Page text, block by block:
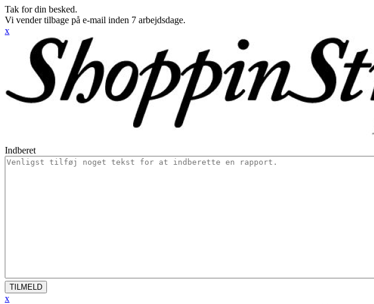
Tak for din besked.
Vi vender tilbage på e-mail inden 7 arbejdsdage.
x
Indberet
TILMELD
x